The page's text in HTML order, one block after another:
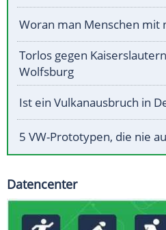
Woran man Menschen mit
Torlos gegen
Wolfsburg
Ist ein Vulkanausbruch in
5 VW-Prototypen, die nie
Datencenter